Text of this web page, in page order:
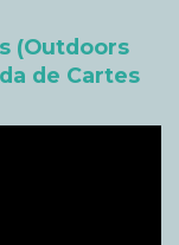
(Outdoors
de Cartes